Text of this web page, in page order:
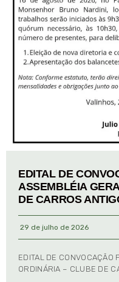
EDITAL DE
ASSEMBLÉIA
DE CARROS
29 de julho de 2026
EDITAL DE CONVOCAÇÃO
ORDINÁRIA – CLUBE DE